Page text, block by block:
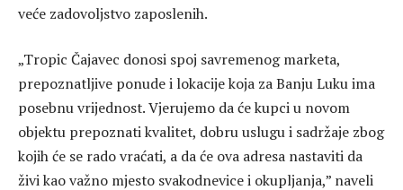
veće zadovoljstvo zaposlenih.
„Tropic Čajavec donosi spoj savremenog marketa,
prepoznatljive ponude i lokacije koja za Banju Luku ima
posebnu vrijednost. Vjerujemo da će kupci u novom
objektu prepoznati kvalitet, dobru uslugu i sadržaje zbog
kojih će se rado vraćati, a da će ova adresa nastaviti da
živi kao važno mjesto svakodnevice i okupljanja,” naveli